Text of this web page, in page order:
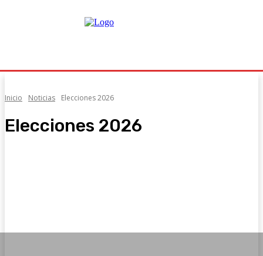
Inicio Noticias Elecciones 2026
Elecciones 2026